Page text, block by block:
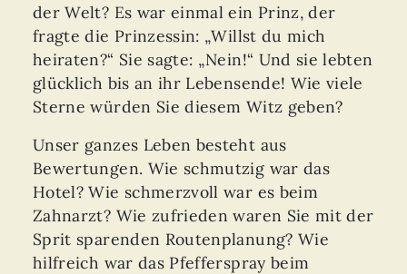
der Welt? Es war einmal ein Prinz, der
fragte die Prinzessin: „Willst du mich
heiraten?“ Sie sagte: „Nein!“ Und sie lebten
glücklich bis an ihr Lebensende! Wie viele
Sterne würden Sie diesem Witz geben?
Unser ganzes Leben besteht aus
Bewertungen. Wie schmutzig war das
Hotel? Wie schmerzvoll war es beim
Zahnarzt? Wie zufrieden waren Sie mit der
Sprit sparenden Routenplanung? Wie
hilfreich war das Pfefferspray beim